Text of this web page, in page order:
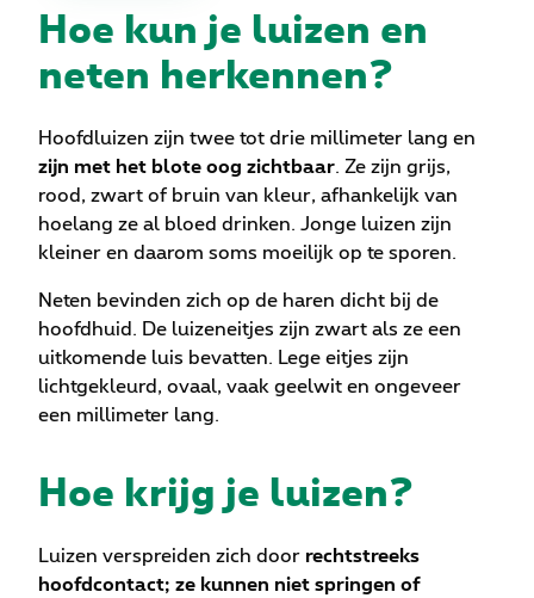
Hoe kun je luizen en
neten herkennen?
Hoofdluizen zijn twee tot drie millimeter lang en
zijn met het blote oog zichtbaar. Ze zijn grijs,
rood, zwart of bruin van kleur, afhankelijk van
hoelang ze al bloed drinken. Jonge luizen zijn
kleiner en daarom soms moeilijk op te sporen.
Neten bevinden zich op de haren dicht bij de
hoofdhuid. De luizeneitjes zijn zwart als ze een
uitkomende luis bevatten. Lege eitjes zijn
lichtgekleurd, ovaal, vaak geelwit en ongeveer
een millimeter lang.
Hoe krijg je luizen?
Luizen verspreiden zich door rechtstreeks
hoofdcontact; ze kunnen niet springen of